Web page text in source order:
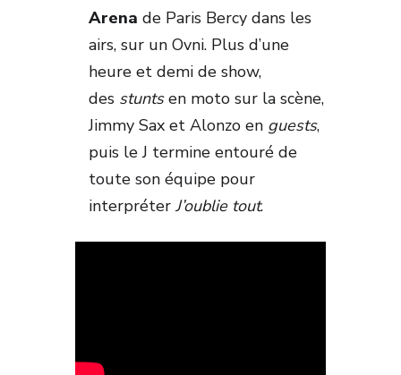
Arena de Paris Bercy dans les
airs, sur un Ovni. Plus d’une
heure et demi de show,
des stuntsen moto sur la scène,
Jimmy Sax et Alonzo en guests,
puis le J termine entouré de
toute son équipe pour
interpréter J’oublie tout.